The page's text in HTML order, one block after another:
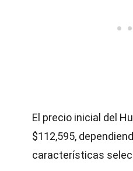
El precio inicial del
$112,595,
características